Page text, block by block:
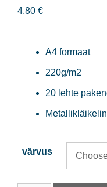
4,80 €
A4 formaat
220g/m2
20 lehte
värvus